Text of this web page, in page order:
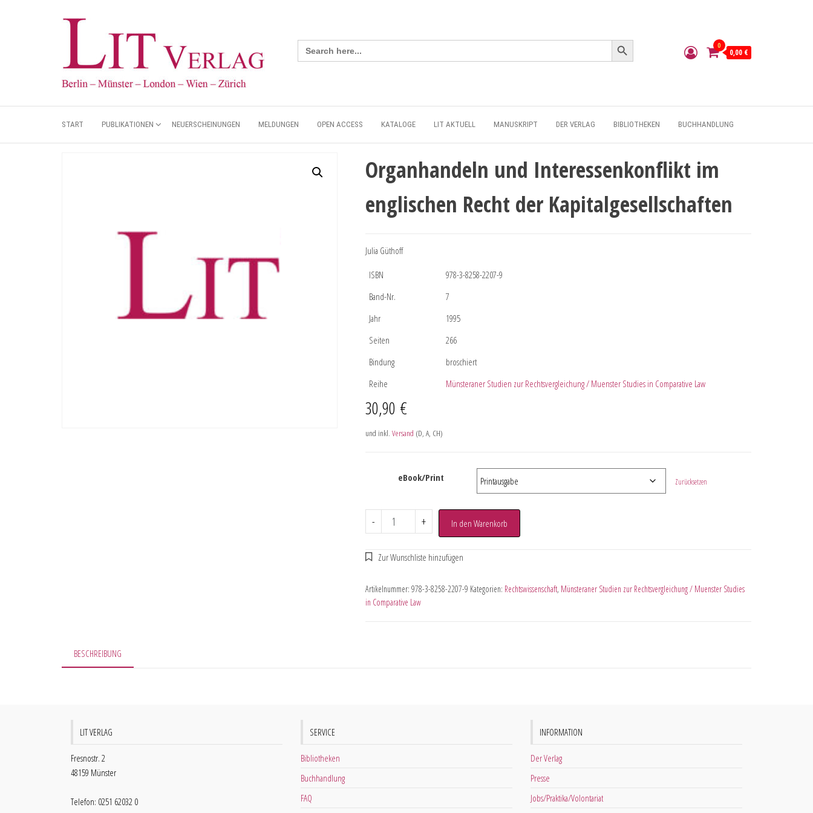
Search
for:
Search Button
0
0,00 €
START PUBLIKATIONEN NEUERSCHEINUNGEN MELDUNGEN OPEN ACCESS KATALOGE LIT AKTUELL MANUSKRIPT DER VERLAG BIBLIOTHEKEN BUCHHANDLUNG
Organhandeln und Interessenkonflikt im
englischen Recht der Kapitalgesellschaften
Julia Güthoff
ISBN
978-3-8258-2207-9
Band-Nr.
7
Jahr
1995
Seiten
266
Bindung
broschiert
Reihe
Münsteraner Studien zur Rechtsvergleichung / Muenster Studies in Comparative Law
30,90 €
und inkl. Versand (D, A, CH)
eBook/Print Zurücksetzen
- + In den Warenkorb
Artikelnummer: 978-3-8258-2207-9 Kategorien: Rechtswissenschaft, Münsteraner Studien zur Rechtsvergleichung / Muenster Studies
in Comparative Law
BESCHREIBUNG
LIT VERLAG
Fresnostr. 2
48159 Münster
Telefon: 0251 62032 0
SERVICE
Bibliotheken
Buchhandlung
FAQ
INFORMATION
Der Verlag
Presse
Jobs/Praktika/Volontariat